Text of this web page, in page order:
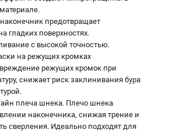
работы колл-центра:
пн-пт - с 9:00 до 18:00
сб - с 10:00 до 16:00
вс - выходной
ЗАКАЗ ЗАПЧАСТЕЙ
(8112) 59-10-67
market.ru
предотвращает
гладких поверхностях.
с высокой точностью.
на режущих кромках
режущих кромок при
снижает риск заклинивания бура
плеча шнека. Плечо шнека
наконечника, снижая трение и
сверления. Идеально подходят для